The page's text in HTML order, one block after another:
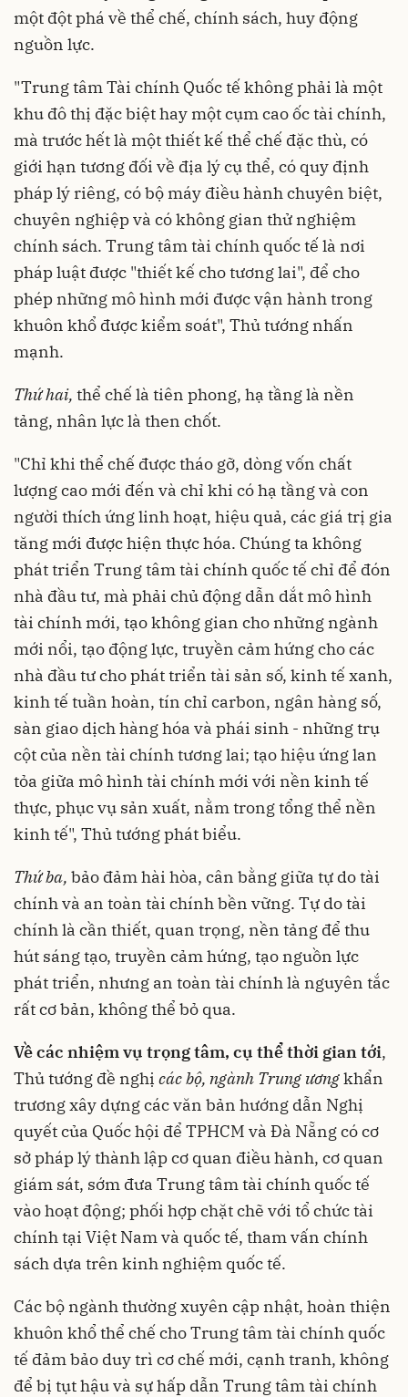
một đột phá về thể chế, chính sách, huy động
nguồn lực.
"Trung tâm Tài chính Quốc tế không phải là một
khu đô thị đặc biệt hay một cụm cao ốc tài chính,
mà trước hết là một thiết kế thể chế đặc thù, có
giới hạn tương đối về địa lý cụ thể, có quy định
pháp lý riêng, có bộ máy điều hành chuyên biệt,
chuyên nghiệp và có không gian thử nghiệm
chính sách. Trung tâm tài chính quốc tế là nơi
pháp luật được "thiết kế cho tương lai", để cho
phép những mô hình mới được vận hành trong
khuôn khổ được kiểm soát", Thủ tướng nhấn
mạnh.
Thứ hai, thể chế là tiên phong, hạ tầng là nền
tảng, nhân lực là then chốt.
"Chỉ khi thể chế được tháo gỡ, dòng vốn chất
lượng cao mới đến và chỉ khi có hạ tầng và con
người thích ứng linh hoạt, hiệu quả, các giá trị gia
tăng mới được hiện thực hóa. Chúng ta không
phát triển Trung tâm tài chính quốc tế chỉ để đón
nhà đầu tư, mà phải chủ động dẫn dắt mô hình
tài chính mới, tạo không gian cho những ngành
mới nổi, tạo động lực, truyền cảm hứng cho các
nhà đầu tư cho phát triển tài sản số, kinh tế xanh,
kinh tế tuần hoàn, tín chỉ carbon, ngân hàng số,
sàn giao dịch hàng hóa và phái sinh - những trụ
cột của nền tài chính tương lai; tạo hiệu ứng lan
tỏa giữa mô hình tài chính mới với nền kinh tế
thực, phục vụ sản xuất, nằm trong tổng thể nền
kinh tế", Thủ tướng phát biểu.
Thứ ba, bảo đảm hài hòa, cân bằng giữa tự do tài
chính và an toàn tài chính bền vững. Tự do tài
chính là cần thiết, quan trọng, nền tảng để thu
hút sáng tạo, truyền cảm hứng, tạo nguồn lực
phát triển, nhưng an toàn tài chính là nguyên tắc
rất cơ bản, không thể bỏ qua.
Về các nhiệm vụ trọng tâm, cụ thể thời gian tới,
Thủ tướng đề nghị các bộ, ngành Trung ươngkhẩn
trương xây dựng các văn bản hướng dẫn Nghị
quyết của Quốc hội để TPHCM và Đà Nẵng có cơ
sở pháp lý thành lập cơ quan điều hành, cơ quan
giám sát, sớm đưa Trung tâm tài chính quốc tế
vào hoạt động; phối hợp chặt chẽ với tổ chức tài
chính tại Việt Nam và quốc tế, tham vấn chính
sách dựa trên kinh nghiệm quốc tế.
Các bộ ngành thường xuyên cập nhật, hoàn thiện
khuôn khổ thể chế cho Trung tâm tài chính quốc
tế đảm bảo duy trì cơ chế mới, cạnh tranh, không
để bị tụt hậu và sự hấp dẫn Trung tâm tài chính